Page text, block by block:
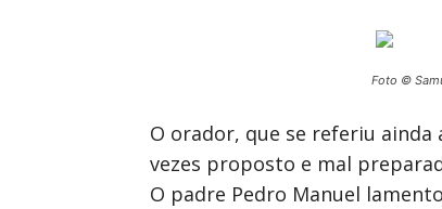
Foto ©
O orador, que se referiu ainda
vezes proposto e mal
O padre Pedro Manuel